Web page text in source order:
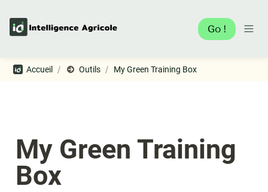
Go !
Accueil / Outils / My Green Training Box
My Green Training
Box